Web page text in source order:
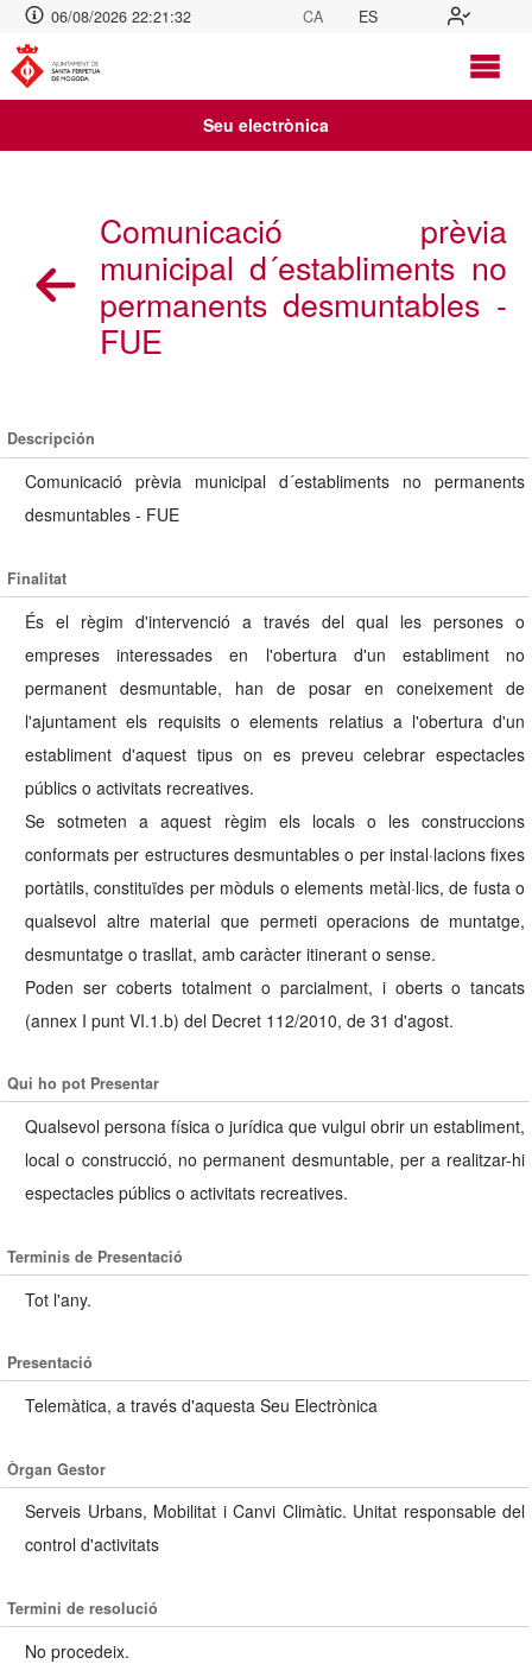
06/08/2026 22:21:32 CA ES
Seu electrònica
Comunicació prèvia
municipal d´establiments no
permanents desmuntables -
FUE
Descripción
Comunicació prèvia municipal d´establiments no permanents
desmuntables - FUE
Finalitat
És el règim d'intervenció a través del qual les persones o
empreses interessades en l'obertura d'un establiment no
permanent desmuntable, han de posar en coneixement de
l'ajuntament els requisits o elements relatius a l'obertura d'un
establiment d'aquest tipus on es preveu celebrar espectacles
públics o activitats recreatives.
Se sotmeten a aquest règim els locals o les construccions
conformats per estructures desmuntables o per instal·lacions fixes
portàtils, constituïdes per mòduls o elements metàl·lics, de fusta o
qualsevol altre material que permeti operacions de muntatge,
desmuntatge o trasllat, amb caràcter itinerant o sense.
Poden ser coberts totalment o parcialment, i oberts o tancats
(annex I punt VI.1.b) del Decret 112/2010, de 31 d'agost.
Qui ho pot Presentar
Qualsevol persona física o jurídica que vulgui obrir un establiment,
local o construcció, no permanent desmuntable, per a realitzar-hi
espectacles públics o activitats recreatives.
Terminis de Presentació
Tot l'any.
Presentació
Telemàtica, a través d'aquesta Seu Electrònica
Òrgan Gestor
Serveis Urbans, Mobilitat i Canvi Climàtic. Unitat responsable del
control d'activitats
Termini de resolució
No procedeix.